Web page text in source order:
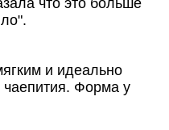
что это больше
и идеально
Форма у